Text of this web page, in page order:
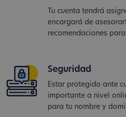
Tu cuenta tendrá
encargará de
recomendaciones
Seguridad
Estar protegido ante
importante a nivel
para tu nombre y